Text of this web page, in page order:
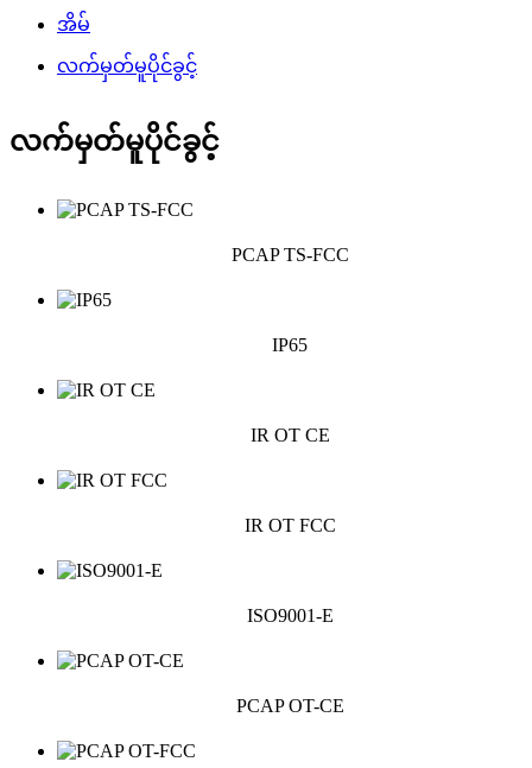
အိမ်
လက်မှတ်မူပိုင်ခွင့်
လက်မှတ်မူပိုင်ခွင့်
PCAP TS-FCC
IP65
IR OT CE
IR OT FCC
ISO9001-E
PCAP OT-CE